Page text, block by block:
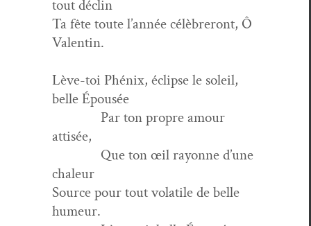
tout déclin
Ta fête toute l’année célèbreront, Ô
Valentin.
Lève-toi Phénix, éclipse le soleil,
belle Épousée
Par ton pro­pre amour
attisée,
Que ton œil ray­onne d’une
chaleur
Source pour tout volatile de belle
humeur.